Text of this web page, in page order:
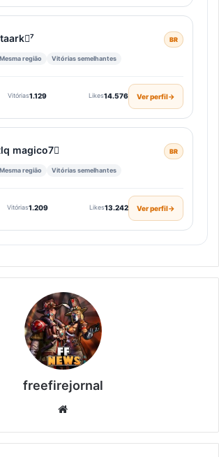
ㅤ⁷ BR
Mesma região Vitórias semelhantes
Vitórias1.129 Likes14.576 Ver perfil→
magico7 BR
Mesma região Vitórias semelhantes
Vitórias1.209 Likes13.242 Ver perfil→
freefirejornal